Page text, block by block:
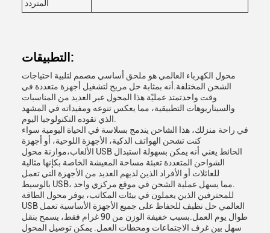
المتردد
التطبيقات:
محول الكهرباء العالمي هو ملحق أساسي مصمم لتلبية احتياجات
الشحن المختلفة.أنه بمثابة حل مريح لتشغيل أجهزة متعددة في
وقت واحدتمتد عمليّة هذا المحول عبر العديد من المناسبات
والسيناريوهات التطبيقية، مما يعكس تنوعه ومفيداته في المشهد
في راحة منزلك، هذا الشاحن يندمج بسلاسة في الحياة اليومية سواء
كنت تشحن الهواتف الذكية، الأجهزة اللوحية، أو أجهزة
الألعاب،موازنة محول USB الحائط يعني أنه يمكن بسهولة استبدال
الشواحن المتعددة تعبئة مساحة المعيشة الخاصة بكإنها مثالية
للعائلات أو الأفراد الذين لديهم العديد من الأجهزة التي تعمل
للمحترفين الذين يعملون في بيئات المكاتب، يوفر محول الطاقة
USB العالمي حل نظيف للحفاظ على جميع الأجهزة الأساسية تعمل
طوال يوم العمل.بسبب خفيفة الوزن من 90 غرام فقط، يسمح بنقل
سهل بين غرف الاجتماعات ومحطات العمل. يمكن توصيل المحول